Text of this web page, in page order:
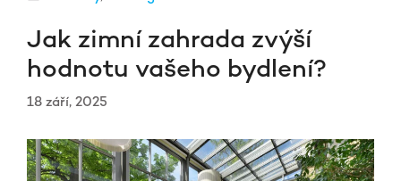
Jak zimní zahrada zvýší
hodnotu vašeho bydlení?
18 září, 2025